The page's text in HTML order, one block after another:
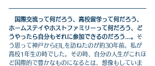
国際交流って何だろう、高校留学って何だろう、
ホームステイやホストファミリーって何だろう、ど
うやったら自分もそれに参加できるのだろう…。 そ
う思って神戸からEILを訪ねたのが約30年前。私が
高校1年生の時でした。その時、自分の人生がこれほ
ど国際的で豊かなものになるとは、想像もしていま